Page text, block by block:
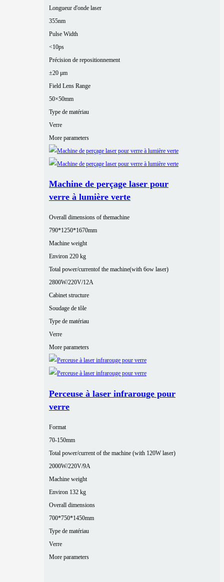
Longueur d'onde laser
355nm
Pulse Width
<10ps
Précision de repositionnement
±20 μm
Field Lens Range
50×50mm
Type de matériau
Verre
More parameters
Machine de perçage laser pour
verre à lumière verte
Overall dimensions of themachine
790*1250*1670mm
Machine weight
Environ 220 kg
Total power/currentof the machine(with 6ow laser)
2800W/220V/12A
Cabinet structure
Soudage de tôle
Type de matériau
Verre
More parameters
Perceuse à laser infrarouge pour
verre
Format
70-150mm
Total power/current of the machine (with 120W laser)
2000W/220V/9A
Machine weight
Environ 132 kg
Overall dimensions
700*750*1450mm
Type de matériau
Verre
More parameters